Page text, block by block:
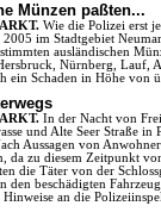
Münzen paßten...
Wie die Polizei erst
2005 im Stadtgebiet
ausländischen
Nürnberg, Lauf,
ein Schaden in Höhe von
In der Nacht von
und Alte Seer Straße
Aussagen von
da zu diesem Zeitpunkt
die Täter von der
den beschädigten
Hinweise an die